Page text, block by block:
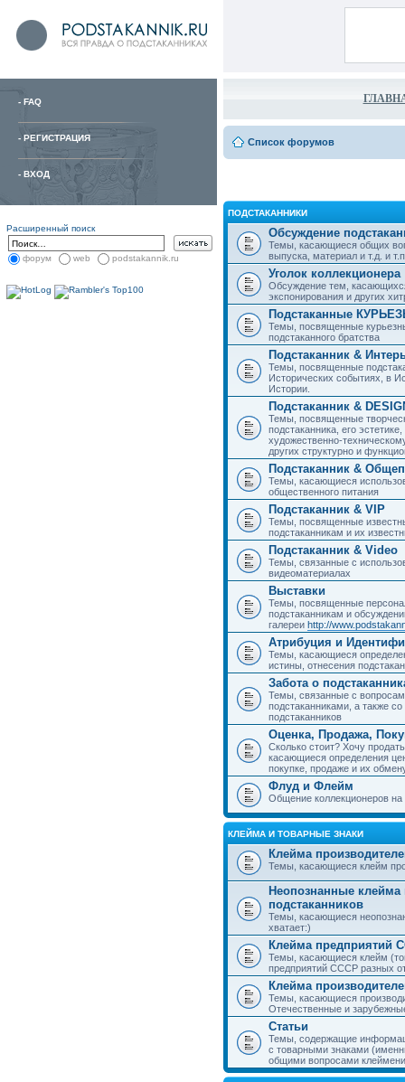
- FAQ
- РЕГИСТРАЦИЯ
- ВХОД
Расширенный поиск
форум web podstakannik.ru
Список форумов
ПОДСТАКАННИКИ
Обсуждение
Темы, касающиеся общих
выпуска, материал и т.д. и
Уголок коллекционера
Обсуждение тем,
экспонирования и других
Подстаканные
Темы, посвященные
подстаканного братства
Подстаканник &
Темы, посвященные
Исторических событиях, в
Истории.
Подстаканник &
Темы, посвященные
подстаканника, его
художественно-
других структурно и
Подстаканник &
Темы, касающиеся
общественного питания
Подстаканник & VIP
Темы, посвященные
подстаканникам и их
Подстаканник & Video
Темы, связанные с
видеоматериалах
Выставки
Темы, посвященные
подстаканникам и
галереи http://
Атрибуция и
Темы, касающиеся
истины, отнесения
Забота о
Темы, связанные с
подстаканниками, а также
подстаканников
Оценка, Продажа,
Сколько стоит? Хочу
касающиеся определения
покупке, продаже и их
Флуд и Флейм
Общение коллекционеров
КЛЕЙМА И ТОВАРНЫЕ ЗНАКИ
Клейма
Темы, касающиеся клейм
Неопознанные клейма
подстаканников
Темы, касающиеся
хватает:)
Клейма предприятий
Темы, касающиеся клейм
предприятий СССР разных
Клейма
Темы, касающиеся
Отечественные и
Статьи
Темы, содержащие
с товарными знаками
общими вопросами